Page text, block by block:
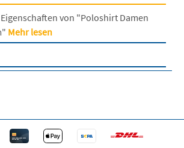
Eigenschaften von "Poloshirt Damen
Mehr lesen